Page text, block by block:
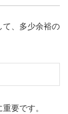
て、多少余裕の
要です。